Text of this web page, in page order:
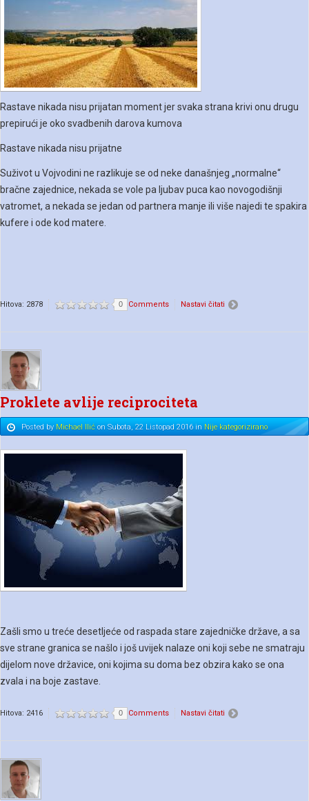
Rastave nikada nisu prijatan moment jer svaka strana krivi onu drugu
prepirući je oko svadbenih darova kumova
Rastave nikada nisu prijatne
Suživot u Vojvodini ne razlikuje se od neke današnjeg „normalne“
bračne zajednice, nekada se vole pa ljubav puca kao novogodišnji
vatromet, a nekada se jedan od partnera manje ili više najedi te spakira
kufere i ode kod matere.
Comments Nastavi čitati
Hitova: 2878 0
Proklete avlije reciprociteta
Posted by Michael Ilić onSubota, 22 Listopad 2016 in Nije kategorizirano
Zašli smo u treće desetljeće od raspada stare zajedničke države, a sa
sve strane granica se našlo i još uvijek nalaze oni koji sebe ne smatraju
dijelom nove državice, oni kojima su doma bez obzira kako se ona
zvala i na boje zastave.
Comments Nastavi čitati
Hitova: 2416 0